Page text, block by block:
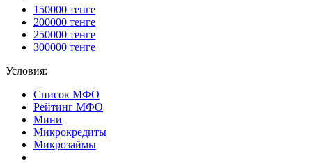
150000 тенге
200000 тенге
250000 тенге
300000 тенге
Условия:
Список МФО
Рейтинг МФО
Мини
Микрокредиты
Микрозаймы